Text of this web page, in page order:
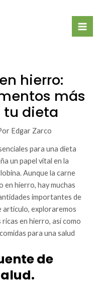
hierro:
más
tu dieta
Edgar Zarco
para una dieta
un papel vital en la
Aunque la carne
en hierro, hay muchas
importantes de
exploraremos
en hierro, así como
para una salud
de